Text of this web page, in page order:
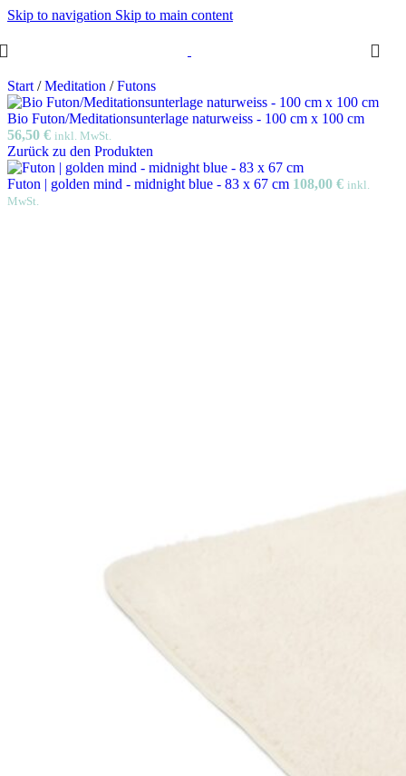
Skip to navigation Skip to main content
Start / Meditation / Futons
Bio Futon/Meditationsunterlage naturweiss - 100 cm x 100 cm
56,50 € inkl. MwSt.
Zurück zu den Produkten
Futon | golden mind - midnight blue - 83 x 67 cm 108,00 € inkl.
MwSt.